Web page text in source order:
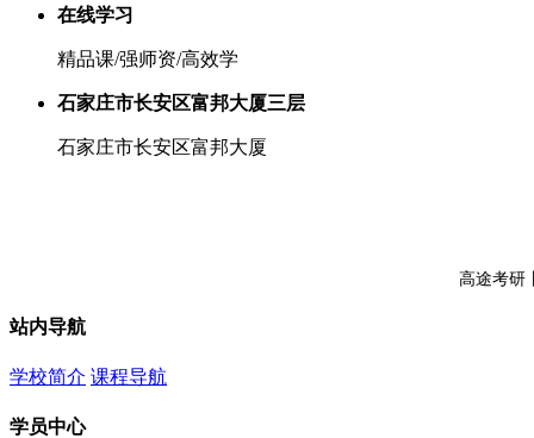
在线学习
精品课/强师资/高效学
石家庄市长安区富邦大厦三层
石家庄市长安区富邦大厦
高途考研
站内导航
学校简介 课程导航
学员中心